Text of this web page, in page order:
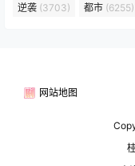
逆袭 (3703) 都市 (6255)
网站地图